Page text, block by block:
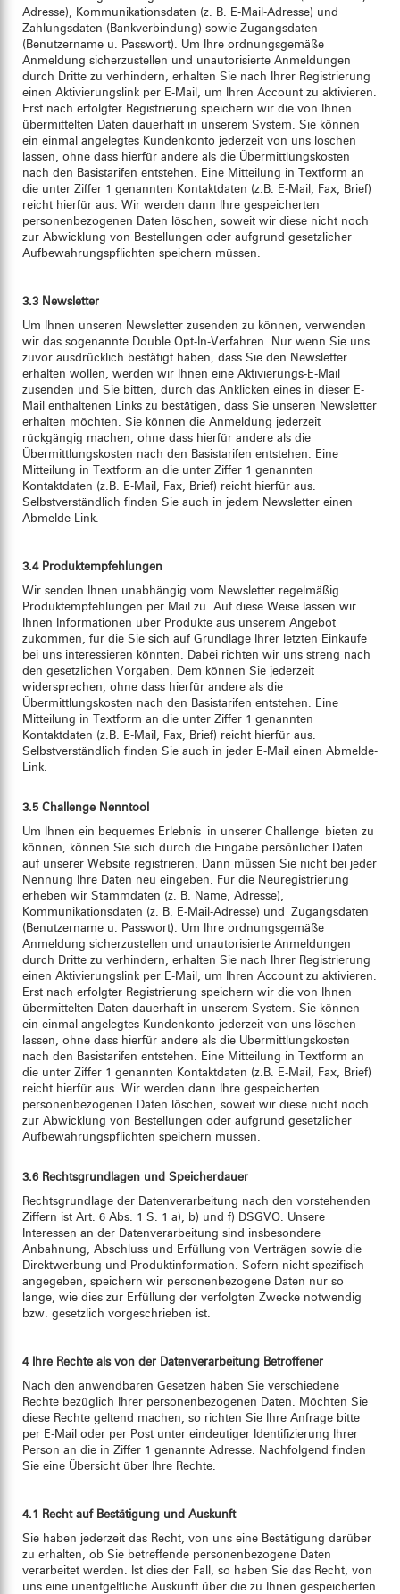
Adresse), Kommunikationsdaten (z. B. E-Mail-Adresse) und
Zahlungsdaten (Bankverbindung) sowie Zugangsdaten
(Benutzername u. Passwort). Um Ihre ordnungsgemäße
Anmeldung sicherzustellen und unautorisierte Anmeldungen
durch Dritte zu verhindern, erhalten Sie nach Ihrer Registrierung
einen Aktivierungslink per E-Mail, um Ihren Account zu aktivieren.
Erst nach erfolgter Registrierung speichern wir die von Ihnen
übermittelten Daten dauerhaft in unserem System. Sie können
ein einmal angelegtes Kundenkonto jederzeit von uns löschen
lassen, ohne dass hierfür andere als die Übermittlungskosten
nach den Basistarifen entstehen. Eine Mitteilung in Textform an
die unter Ziffer 1 genannten Kontaktdaten (z.B. E-Mail, Fax, Brief)
reicht hierfür aus. Wir werden dann Ihre gespeicherten
personenbezogenen Daten löschen, soweit wir diese nicht noch
zur Abwicklung von Bestellungen oder aufgrund gesetzlicher
Aufbewahrungspflichten speichern müssen.
3.3 Newsletter
Um Ihnen unseren Newsletter zusenden zu können, verwenden
wir das sogenannte Double Opt-In-Verfahren. Nur wenn Sie uns
zuvor ausdrücklich bestätigt haben, dass Sie den Newsletter
erhalten wollen, werden wir Ihnen eine Aktivierungs-E-Mail
zusenden und Sie bitten, durch das Anklicken eines in dieser E-
Mail enthaltenen Links zu bestätigen, dass Sie unseren Newsletter
erhalten möchten. Sie können die Anmeldung jederzeit
rückgängig machen, ohne dass hierfür andere als die
Übermittlungskosten nach den Basistarifen entstehen. Eine
Mitteilung in Textform an die unter Ziffer 1 genannten
Kontaktdaten (z.B. E-Mail, Fax, Brief) reicht hierfür aus.
Selbstverständlich finden Sie auch in jedem Newsletter einen
Abmelde-Link.
3.4 Produktempfehlungen
Wir senden Ihnen unabhängig vom Newsletter regelmäßig
Produktempfehlungen per Mail zu. Auf diese Weise lassen wir
Ihnen Informationen über Produkte aus unserem Angebot
zukommen, für die Sie sich auf Grundlage Ihrer letzten Einkäufe
bei uns interessieren könnten. Dabei richten wir uns streng nach
den gesetzlichen Vorgaben. Dem können Sie jederzeit
widersprechen, ohne dass hierfür andere als die
Übermittlungskosten nach den Basistarifen entstehen. Eine
Mitteilung in Textform an die unter Ziffer 1 genannten
Kontaktdaten (z.B. E-Mail, Fax, Brief) reicht hierfür aus.
Selbstverständlich finden Sie auch in jeder E-Mail einen Abmelde-
Link.
3.5 Challenge Nenntool
Um Ihnen ein bequemes Erlebnis in unserer Challenge bieten zu
können, können Sie sich durch die Eingabe persönlicher Daten
auf unserer Website registrieren. Dann müssen Sie nicht bei jeder
Nennung Ihre Daten neu eingeben. Für die Neuregistrierung
erheben wir Stammdaten (z. B. Name, Adresse),
Kommunikationsdaten (z. B. E-Mail-Adresse) und Zugangsdaten
(Benutzername u. Passwort). Um Ihre ordnungsgemäße
Anmeldung sicherzustellen und unautorisierte Anmeldungen
durch Dritte zu verhindern, erhalten Sie nach Ihrer Registrierung
einen Aktivierungslink per E-Mail, um Ihren Account zu aktivieren.
Erst nach erfolgter Registrierung speichern wir die von Ihnen
übermittelten Daten dauerhaft in unserem System. Sie können
ein einmal angelegtes Kundenkonto jederzeit von uns löschen
lassen, ohne dass hierfür andere als die Übermittlungskosten
nach den Basistarifen entstehen. Eine Mitteilung in Textform an
die unter Ziffer 1 genannten Kontaktdaten (z.B. E-Mail, Fax, Brief)
reicht hierfür aus. Wir werden dann Ihre gespeicherten
personenbezogenen Daten löschen, soweit wir diese nicht noch
zur Abwicklung von Bestellungen oder aufgrund gesetzlicher
Aufbewahrungspflichten speichern müssen.
3.6 Rechtsgrundlagen und Speicherdauer
Rechtsgrundlage der Datenverarbeitung nach den vorstehenden
Ziffern ist Art. 6 Abs. 1 S. 1 a), b) und f) DSGVO. Unsere
Interessen an der Datenverarbeitung sind insbesondere
Anbahnung, Abschluss und Erfüllung von Verträgen sowie die
Direktwerbung und Produktinformation. Sofern nicht spezifisch
angegeben, speichern wir personenbezogene Daten nur so
lange, wie dies zur Erfüllung der verfolgten Zwecke notwendig
bzw. gesetzlich vorgeschrieben ist.
4 Ihre Rechte als von der Datenverarbeitung Betroffener
Nach den anwendbaren Gesetzen haben Sie verschiedene
Rechte bezüglich Ihrer personenbezogenen Daten. Möchten Sie
diese Rechte geltend machen, so richten Sie Ihre Anfrage bitte
per E-Mail oder per Post unter eindeutiger Identifizierung Ihrer
Person an die in Ziffer 1 genannte Adresse. Nachfolgend finden
Sie eine Übersicht über Ihre Rechte.
4.1 Recht auf Bestätigung und Auskunft
Sie haben jederzeit das Recht, von uns eine Bestätigung darüber
zu erhalten, ob Sie betreffende personenbezogene Daten
verarbeitet werden. Ist dies der Fall, so haben Sie das Recht, von
uns eine unentgeltliche Auskunft über die zu Ihnen gespeicherten